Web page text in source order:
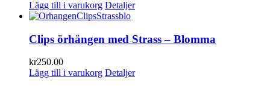
Lägg till i varukorg Detaljer
Clips örhängen med Strass – Blomma
kr250.00
Lägg till i varukorg Detaljer